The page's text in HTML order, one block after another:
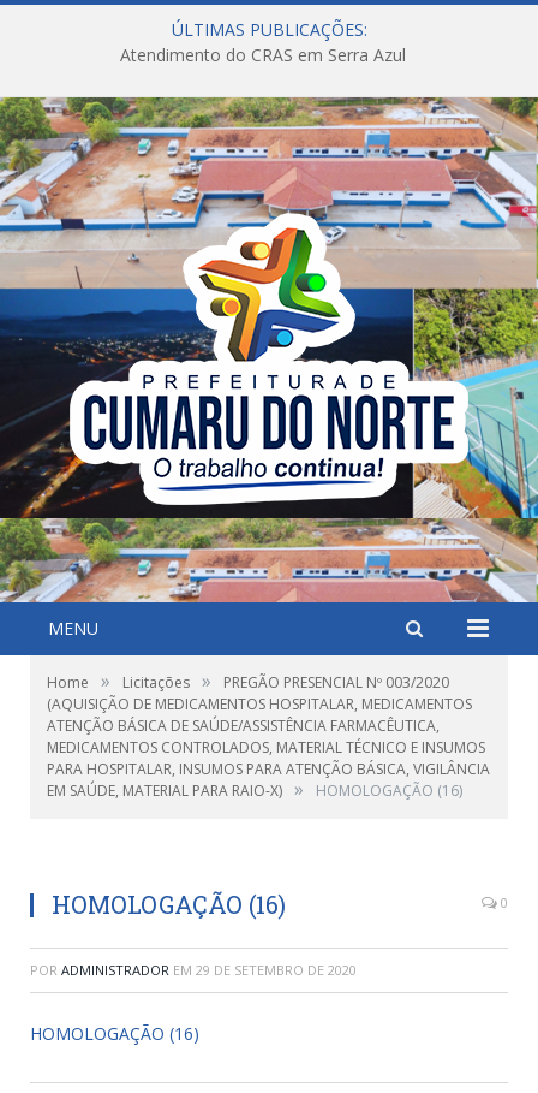
ÚLTIMAS PUBLICAÇÕES:
Atendimento do CRAS em Serra Azul
MENU
Home » Licitações »
PREGÃO PRESENCIAL Nº 003/2020
(AQUISIÇÃO DE MEDICAMENTOS HOSPITALAR, MEDICAMENTOS
ATENÇÃO BÁSICA DE SAÚDE/ASSISTÊNCIA FARMACÊUTICA,
MEDICAMENTOS CONTROLADOS, MATERIAL TÉCNICO E INSUMOS
PARA HOSPITALAR, INSUMOS PARA ATENÇÃO BÁSICA, VIGILÂNCIA
EM SAÚDE, MATERIAL PARA RAIO-X) » HOMOLOGAÇÃO (16)
HOMOLOGAÇÃO (16) 0
POR ADMINISTRADOR EM 29 DE SETEMBRO DE 2020
HOMOLOGAÇÃO (16)